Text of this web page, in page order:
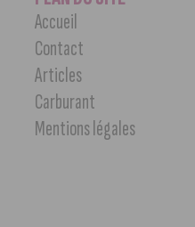
Accueil
Contact
Articles
Carburant
Mentions légales